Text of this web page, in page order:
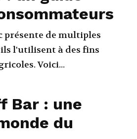
présente de multiples
l'utilisent à des fins
Voici...
Bar : une
du